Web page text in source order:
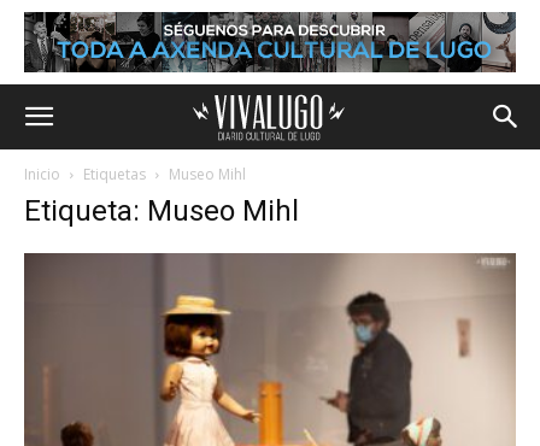
Inicio Etiquetas Museo Mihl
Etiqueta: Museo Mihl